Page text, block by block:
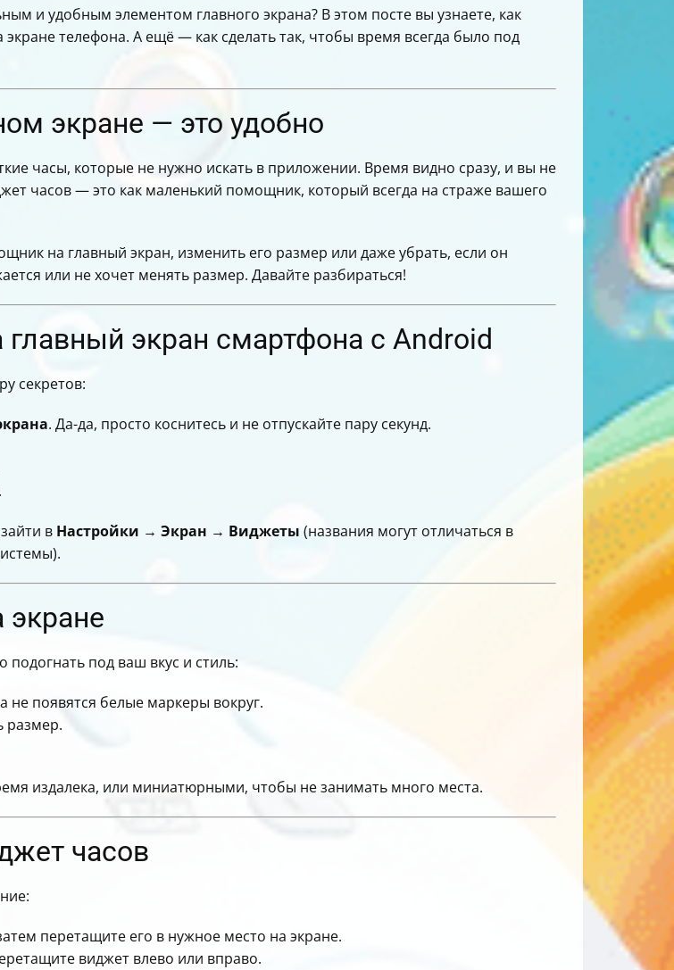
часовыми поясами
и удобным элементом главного экрана? В этом посте вы узнаете, как
телефона. А ещё — как сделать так, чтобы время всегда было под
экране — это удобно
часы, которые не нужно искать в приложении. Время видно сразу, и вы не
часов — это как маленький помощник, который всегда на страже вашего
на главный экран, изменить его размер или даже убрать, если он
или не хочет менять размер. Давайте разбираться!
экран смартфона с Android
секретов:
. Да-да, просто коснитесь и не отпускайте пару секунд.
в Настройки → Экран → Виджеты (названия могут отличаться в
экране
под ваш вкус и стиль:
не появятся белые маркеры вокруг.
размер.
издалека, или миниатюрными, чтобы не занимать много места.
часов
перетащите его в нужное место на экране.
виджет влево или вправо.